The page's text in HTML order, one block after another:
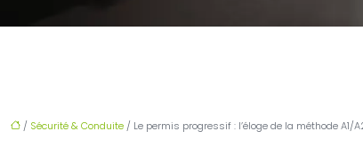
/ Sécurité & Conduite / Le permis progressif : l’éloge de la méthode